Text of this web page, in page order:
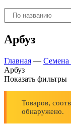
Поиск
товаров
Арбуз
Главная — Семена
Арбуз
Показать фильтры
Товаров,
обнаружено.